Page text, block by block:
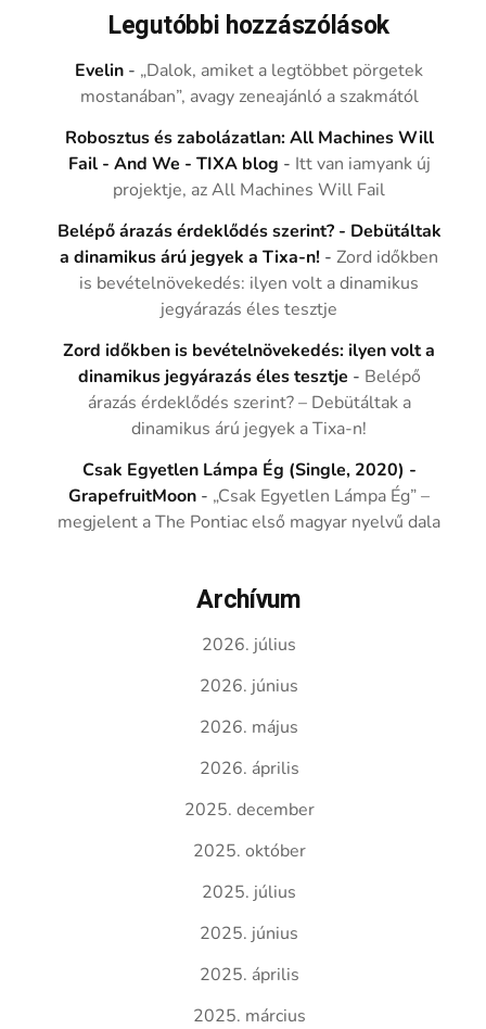
Legutóbbi hozzászólások
Evelin - „Dalok, amiket a legtöbbet pörgetek
mostanában”, avagy zeneajánló a szakmától
Robosztus és zabolázatlan: All Machines Will
Fail - And We - TIXA blog - Itt van iamyank új
projektje, az All Machines Will Fail
Belépő árazás érdeklődés szerint? - Debütáltak
a dinamikus árú jegyek a Tixa-n! -Zord időkben
is bevételnövekedés: ilyen volt a dinamikus
jegyárazás éles tesztje
Zord időkben is bevételnövekedés: ilyen volt a
dinamikus jegyárazás éles tesztje - Belépő
árazás érdeklődés szerint? – Debütáltak a
dinamikus árú jegyek a Tixa-n!
Csak Egyetlen Lámpa Ég (Single, 2020) -
GrapefruitMoon - „Csak Egyetlen Lámpa Ég” –
megjelent a The Pontiac első magyar nyelvű dala
Archívum
2026. július
2026. június
2026. május
2026. április
2025. december
2025. október
2025. július
2025. június
2025. április
2025. március